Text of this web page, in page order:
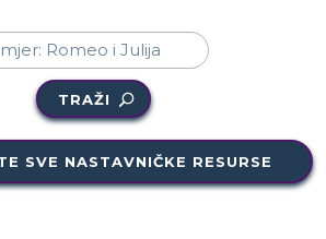
TRAŽI
SVE NASTAVNIČKE RESURSE